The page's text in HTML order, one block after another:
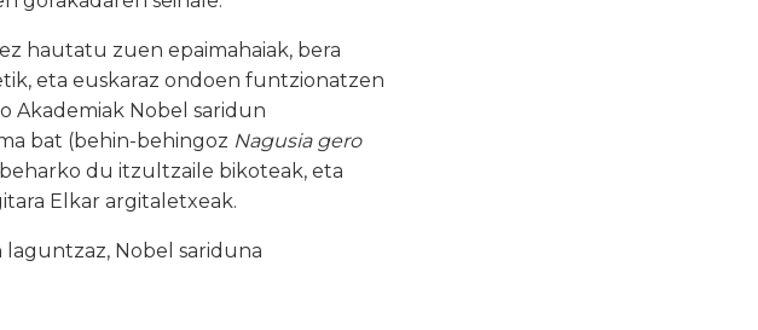
hautatu zuen epaimahaiak, bera
eta euskaraz ondoen funtzionatzen
Akademiak Nobel saridun
bat (behin-behingoz Nagusia gero
du itzultzaile bikoteak, eta
Elkar argitaletxeak.
Nobel sariduna